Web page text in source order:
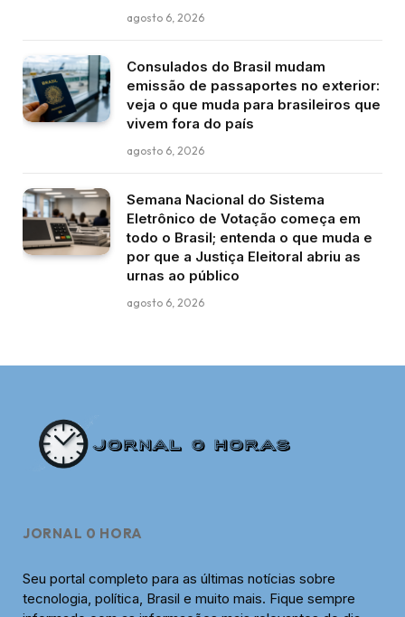
agosto 6, 2026
Consulados do Brasil mudam
emissão de passaportes no exterior:
veja o que muda para brasileiros que
vivem fora do país
agosto 6, 2026
Semana Nacional do Sistema
Eletrônico de Votação começa em
todo o Brasil; entenda o que muda e
por que a Justiça Eleitoral abriu as
urnas ao público
agosto 6, 2026
JORNAL 0 HORA
Seu portal completo para as últimas notícias sobre
tecnologia, política, Brasil e muito mais. Fique sempre